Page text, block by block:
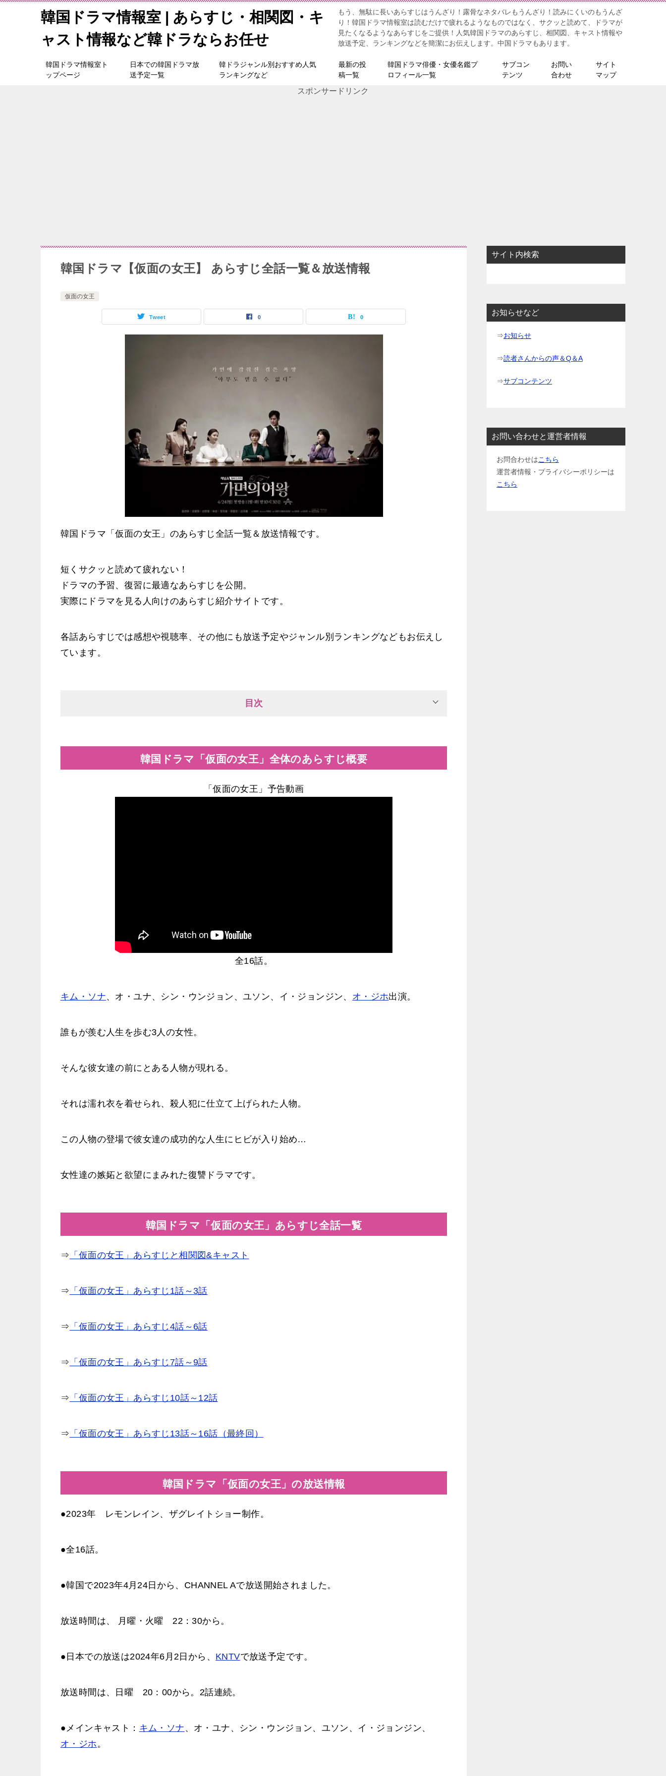
韓国ドラマ情報室 | あらすじ・相関図・キ
ャスト情報など韓ドラならお任せ
もう、無駄に長いあらすじはうんざり！露骨なネタバレもうんざり！読みにくいのもうんざ
り！韓国ドラマ情報室は読むだけで疲れるようなものではなく、サクッと読めて、ドラマが
見たくなるようなあらすじをご提供！人気韓国ドラマのあらすじ、相関図、キャスト情報や
放送予定、ランキングなどを簡潔にお伝えします。中国ドラマもあります。
韓国ドラマ情報室ト
ップページ
日本での韓国ドラマ放
送予定一覧
韓ドラジャンル別おすすめ人気
ランキングなど
最新の投
稿一覧
韓国ドラマ俳優・女優名鑑プ
ロフィール一覧
サブコン
テンツ
お問い
合わせ
サイト
マップ
スポンサードリンク
韓国ドラマ【仮面の女王】 あらすじ全話一覧＆放送情報
仮面の女王
Tweet 0 0
韓国ドラマ「仮面の女王」のあらすじ全話一覧＆放送情報です。
短くサクッと読めて疲れない！
ドラマの予習、復習に最適なあらすじを公開。
実際にドラマを見る人向けのあらすじ紹介サイトです。
各話あらすじでは感想や視聴率、その他にも放送予定やジャンル別ランキングなどもお伝えし
ています。
目次
韓国ドラマ「仮面の女王」全体のあらすじ概要
「仮面の女王」予告動画
全16話。
キム・ソナ、オ・ユナ、シン・ウンジョン、ユソン、イ・ジョンジン、 オ・ジホ出演。
誰もが羨む人生を歩む3人の女性。
そんな彼女達の前にとある人物が現れる。
それは濡れ衣を着せられ、殺人犯に仕立て上げられた人物。
この人物の登場で彼女達の成功的な人生にヒビが入り始め…
女性達の嫉妬と欲望にまみれた復讐ドラマです。
韓国ドラマ「仮面の女王」あらすじ全話一覧
⇒ 「仮面の女王」あらすじと相関図&キャスト
⇒ 「仮面の女王」あらすじ1話～3話
⇒ 「仮面の女王」あらすじ4話～6話
⇒ 「仮面の女王」あらすじ7話～9話
⇒ 「仮面の女王」あらすじ10話～12話
⇒ 「仮面の女王」あらすじ13話～16話（最終回）
韓国ドラマ「仮面の女王」の放送情報
●2023年 レモンレイン、ザグレイトショー制作。
●全16話。
●韓国で2023年4月24日から、CHANNEL Aで放送開始されました。
放送時間は、 月曜・火曜 22：30から。
●日本での放送は2024年6月2日から、 KNTVで放送予定です。
放送時間は、日曜 20：00から。2話連続。
●メインキャスト： キム・ソナ 、オ・ユナ、シン・ウンジョン、ユソン、イ・ジョンジン、
オ・ジホ 。
サイト内検索
お知らせなど
⇒お知らせ
⇒読者さんからの声＆Q＆A
⇒サブコンテンツ
お問い合わせと運営者情報
お問合わせはこちら
運営者情報・プライバシーポリシーは
こちら